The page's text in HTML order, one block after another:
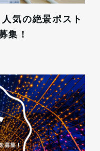
気の絶景ポスト
集！